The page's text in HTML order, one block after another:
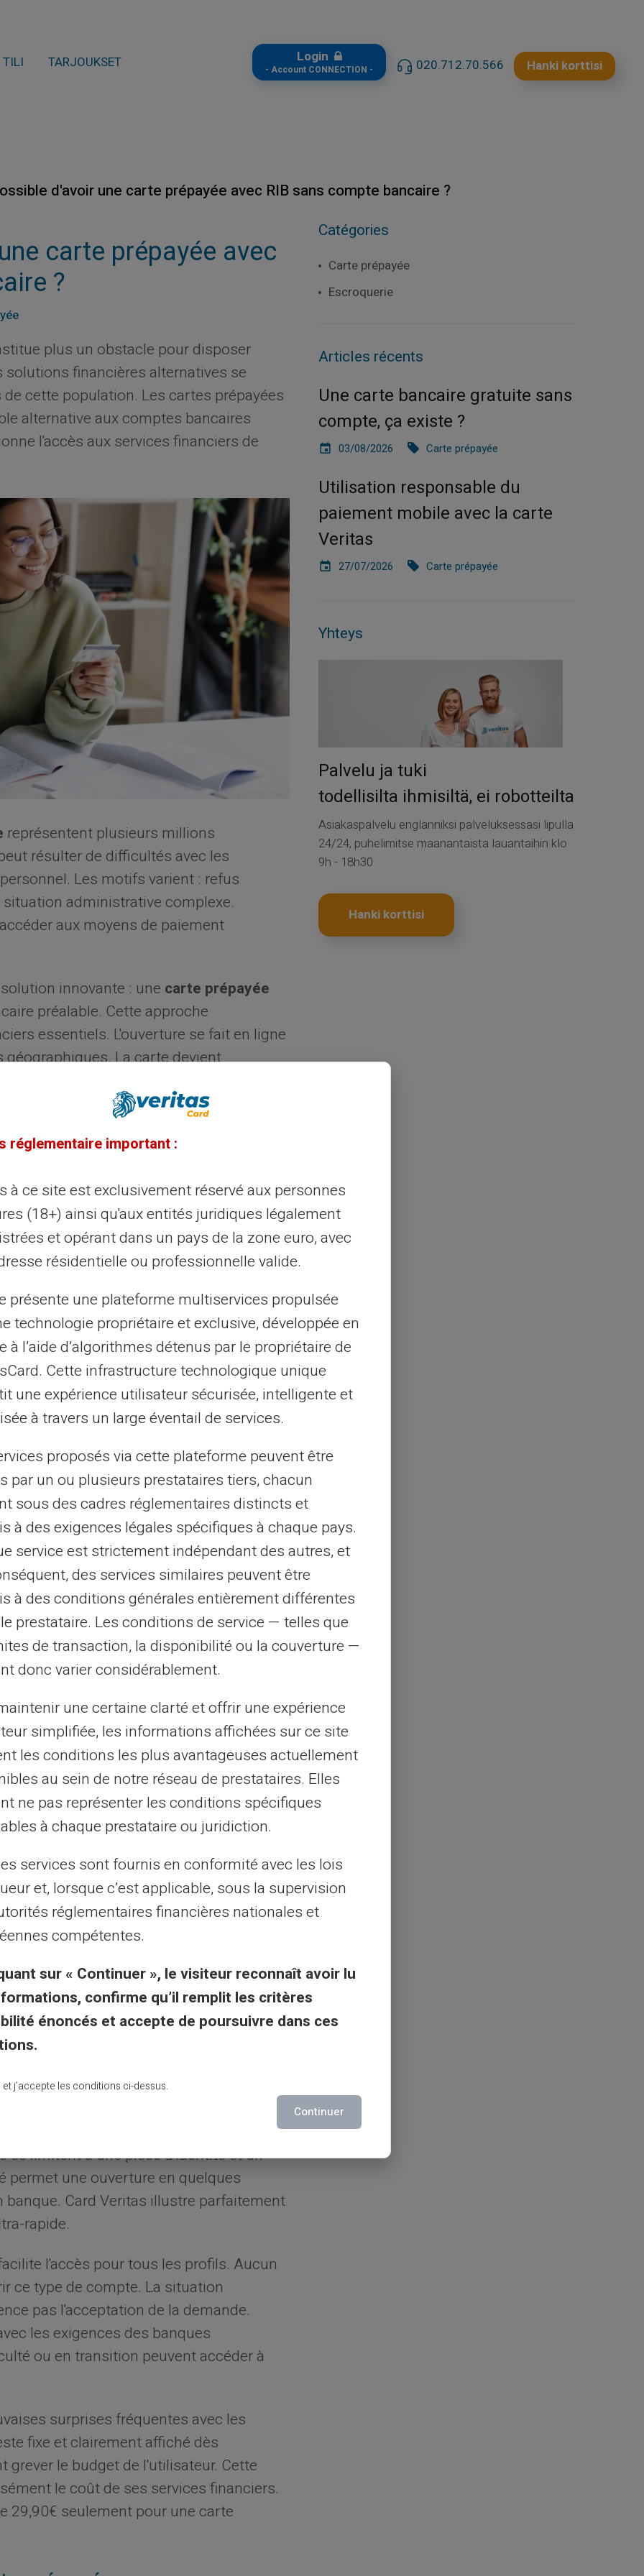
TILI TARJOUKSET Login
- Account CONNECTION - 020.712.70.566 Hanki korttisi
d'avoir une carte prépayée avec RIB sans compte bancaire ?
carte prépayée avec
?
plus un obstacle pour disposer
financières alternatives se
cette population. Les cartes prépayées
alternative aux comptes bancaires
l'accès aux services financiers de
représentent plusieurs millions
résulter de difficultés avec les
Les motifs varient : refus
administrative complexe.
aux moyens de paiement
innovante : une carte prépayée
préalable. Cette approche
essentiels. L'ouverture se fait en ligne
La carte devient
les usages quotidiens.
avec RIB
hybride permet de recevoir des
Simultanément, elle offre une
Le principe reste celui du
démarches administratives et
permet de recevoir un salaire, des
Les employeurs et
un compte bancaire traditionnel. Cette
démarches du quotidien.
de virements. Cet identifiant
toute l'Europe. Les virements
selon les conditions de l'émetteur.
financiers dans un monde globalisé.
chaque compte ouvert.
du système
établissement de paiement agréé en
licence bancaire spécifique pour
les mêmes normes de sécurité
européenne encadre
Veritas travaille avec des partenaires
un compte de monnaie électronique
selon les directives européennes sur
garantit la récupération des fonds
Les normes de ségrégation des fonds
bénéficie des mêmes protections
via des interfaces numériques
web permettent de consulter le solde en
reste accessible de manière
peuvent être programmés
offre une disponibilité 24h/24 et 7j/7.
bancaires
avantage de ces solutions
n'est nécessaire pour finaliser
limitent à une pièce d'identité et un
une ouverture en quelques
Card Veritas illustre parfaitement
rapide.
l'accès pour tous les profils. Aucun
ce type de compte. La situation
pas l'acceptation de la demande.
les exigences des banques
ou en transition peuvent accéder à
surprises fréquentes avec les
fixe et clairement affiché dès
le budget de l'utilisateur. Cette
le coût de ses services financiers.
29,90€ seulement pour une carte
Catégories
Carte prépayée
Escroquerie
Articles récents
Une carte bancaire gratuite sans
compte, ça existe ?
03/08/2026 Carte prépayée
Utilisation responsable du
paiement mobile avec la carte
Veritas
27/07/2026 Carte prépayée
Yhteys
Palvelu ja tuki
todellisilta ihmisiltä, ei robotteilta
Asiakaspalvelu englanniksi palveluksessasi lipulla
24/24, puhelimitse maanantaista lauantaihin klo
9h - 18h30
Hanki korttisi
réglementaire important :
à ce site est exclusivement réservé aux personnes
(18+) ainsi qu'aux entités juridiques légalement
et opérant dans un pays de la zone euro, avec
résidentielle ou professionnelle valide.
présente une plateforme multiservices propulsée
technologie propriétaire et exclusive, développée en
à l’aide d’algorithmes détenus par le propriétaire de
Cette infrastructure technologique unique
une expérience utilisateur sécurisée, intelligente et
à travers un large éventail de services.
proposés via cette plateforme peuvent être
par un ou plusieurs prestataires tiers, chacun
sous des cadres réglementaires distincts et
à des exigences légales spécifiques à chaque pays.
service est strictement indépendant des autres, et
des services similaires peuvent être
à des conditions générales entièrement différentes
prestataire. Les conditions de service — telles que
de transaction, la disponibilité ou la couverture —
donc varier considérablement.
une certaine clarté et offrir une expérience
simplifiée, les informations affichées sur ce site
les conditions les plus avantageuses actuellement
au sein de notre réseau de prestataires. Elles
ne pas représenter les conditions spécifiques
à chaque prestataire ou juridiction.
services sont fournis en conformité avec les lois
et, lorsque c’est applicable, sous la supervision
réglementaires financières nationales et
compétentes.
sur « Continuer », le visiteur reconnaît avoir lu
confirme qu’il remplit les critères
énoncés et accepte de poursuivre dans ces
et j’accepte les conditions ci-dessus.
Continuer